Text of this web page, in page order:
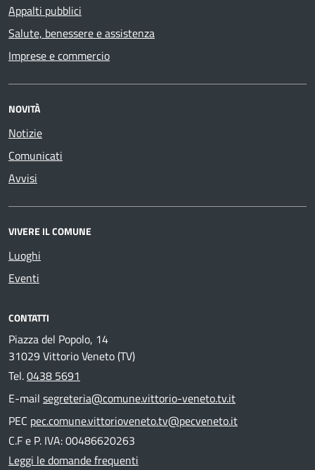
Appalti pubblici
Salute, benessere e assistenza
Imprese e commercio
NOVITÀ
Notizie
Comunicati
Avvisi
VIVERE IL COMUNE
Luoghi
Eventi
CONTATTI
Piazza del Popolo, 14
31029 Vittorio Veneto (TV)
Tel.0438 5691
E-mail segreteria@comune.vittorio-veneto.tv.it
PEC pec.comune.vittorioveneto.tv@pecveneto.it
C.F e P. IVA: 00486620263
Leggi le domande frequenti